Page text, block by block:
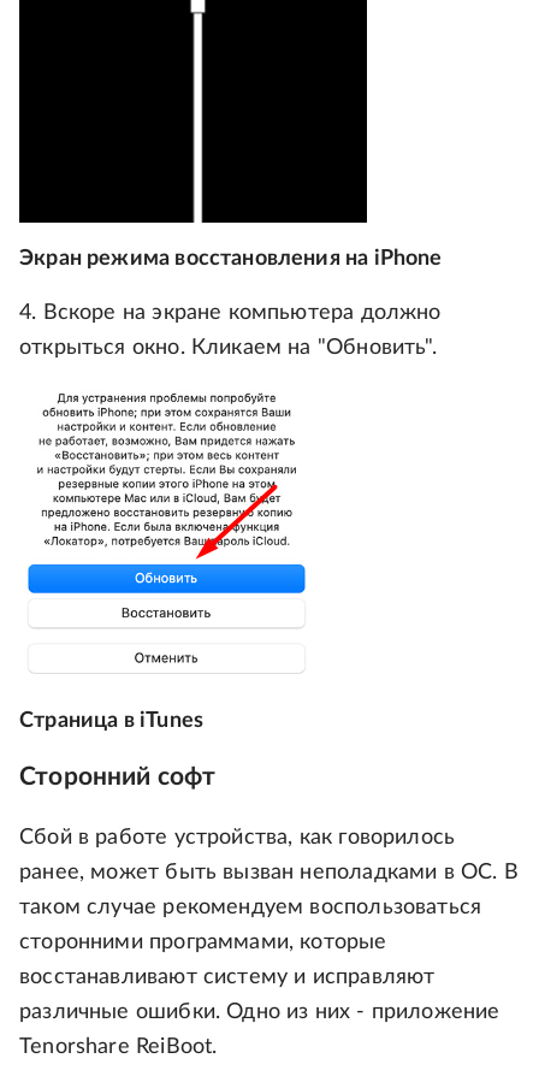
Экран режима восстановления на iPhone
4. Вскоре на экране компьютера должно
открыться окно. Кликаем на "Обновить".
Страница в iTunes
Сторонний софт
Сбой в работе устройства, как говорилось
ранее, может быть вызван неполадками в ОС. В
таком случае рекомендуем воспользоваться
сторонними программами, которые
восстанавливают систему и исправляют
различные ошибки. Одно из них - приложение
Tenorshare ReiBoot.